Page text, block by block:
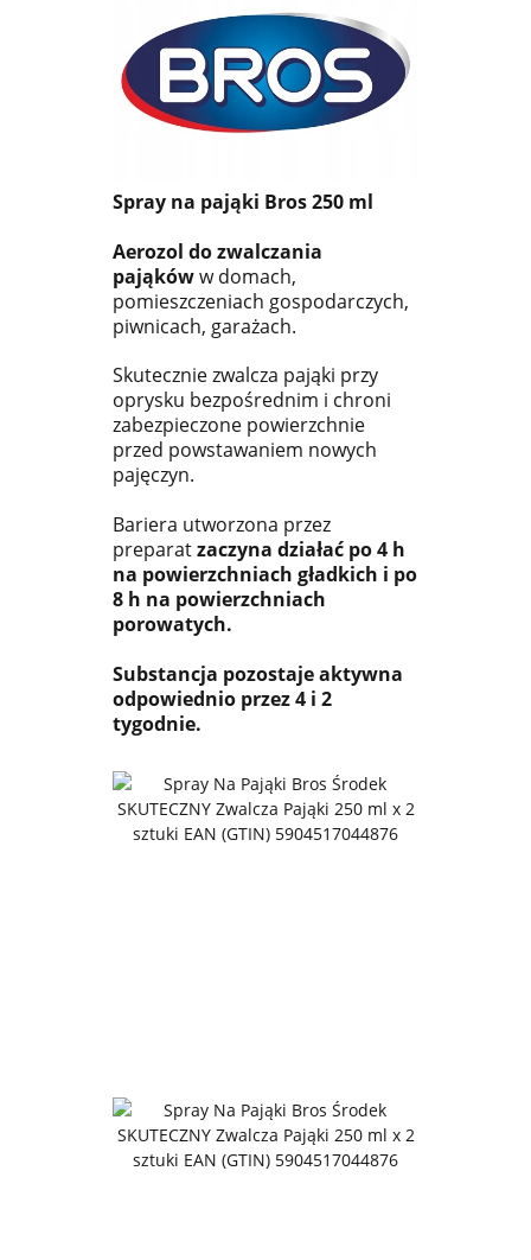
Spray na pająki Bros 250 ml
Aerozol do zwalczania
pająkóww domach,
pomieszczeniach gospodarczych,
piwnicach, garażach.
Skutecznie zwalcza pająki przy
oprysku bezpośrednim i chroni
zabezpieczone powierzchnie
przed powstawaniem nowych
pajęczyn.
Bariera utworzona przez
preparatzaczyna działać po 4 h
na powierzchniach gładkich i po
8 h na powierzchniach
porowatych.
Substancja pozostaje aktywna
odpowiednio przez 4 i 2
tygodnie.